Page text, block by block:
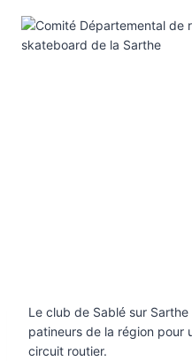
contenu
Le club de Sablé sur
patineurs de la région pour
circuit routier.